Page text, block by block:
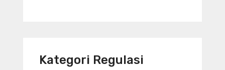
Kategori Regulasi